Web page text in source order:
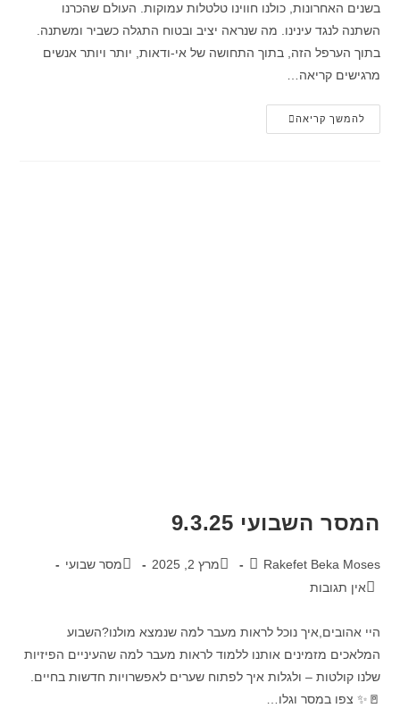
בשנים האחרונות, כולנו חווינו טלטלות עמוקות. העולם שהכרנו
השתנה לנגד עינינו. מה שנראה יציב ובטוח התגלה כשביר ומשתנה.
בתוך הערפל הזה, בתוך התחושה של אי-ודאות, יותר ויותר אנשים
מרגישים קריאה…
להמשך קריאה
המסר השבועי 9.3.25
Rakefet Beka Moses מרץ 2, 2025
מסר שבועי
אין תגובות
היי אהובים,איך נוכל לראות מעבר למה שנמצא מולנו?השבוע
המלאכים מזמינים אותנו ללמוד לראות מעבר למה שהעיניים הפיזיות
שלנו קולטות – ולגלות איך לפתוח שערים לאפשרויות חדשות בחיים.
🚪✨ צפו במסר וגלו…